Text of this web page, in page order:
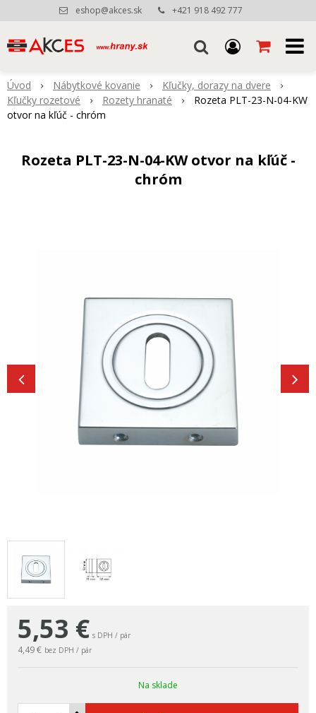
eshop@akces.sk +421 918 492 777
Úvod Nábytkové kovanie
Kľučky, dorazy na dvere
Kľučky rozetové
Rozety hranaté
Rozeta PLT-23-N-04-KW
otvor na kľúč - chróm
Rozeta PLT-23-N-04-KW otvor na kľúč -
chróm
5,53 € s DPH / pár
4,49 € bez DPH / pár
Na sklade